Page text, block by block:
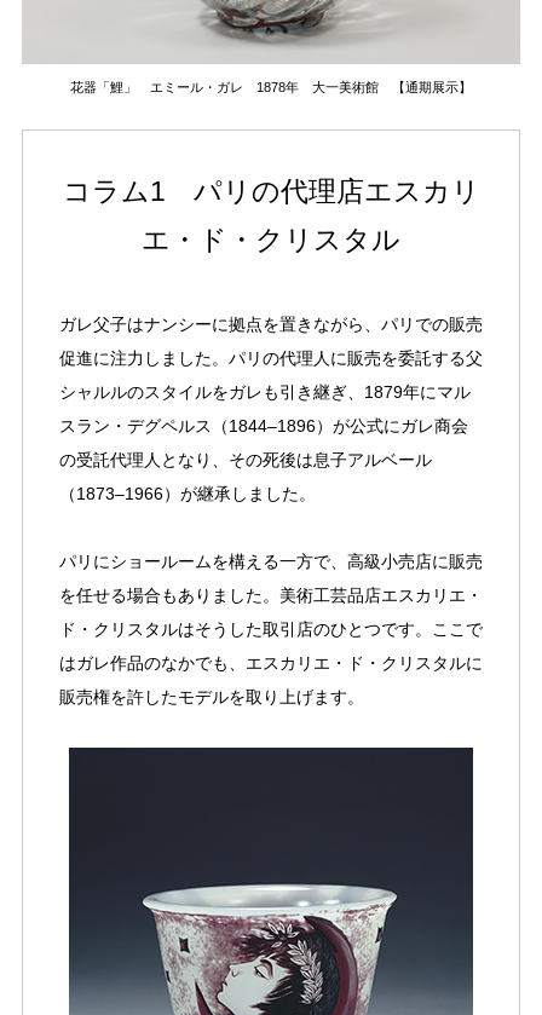
花器「鯉」 エミール・ガレ 1878年 大一美術館 【通期展示】
コラム1 パリの代理店エスカリ
エ・ド・クリスタル
ガレ父子はナンシーに拠点を置きながら、パリでの販売
促進に注力しました。パリの代理人に販売を委託する父
シャルルのスタイルをガレも引き継ぎ、1879年にマル
スラン・デグペルス（1844–1896）が公式にガレ商会
の受託代理人となり、その死後は息子アルベール
（1873–1966）が継承しました。
パリにショールームを構える一方で、高級小売店に販売
を任せる場合もありました。美術工芸品店エスカリエ・
ド・クリスタルはそうした取引店のひとつです。ここで
はガレ作品のなかでも、エスカリエ・ド・クリスタルに
販売権を許したモデルを取り上げます。